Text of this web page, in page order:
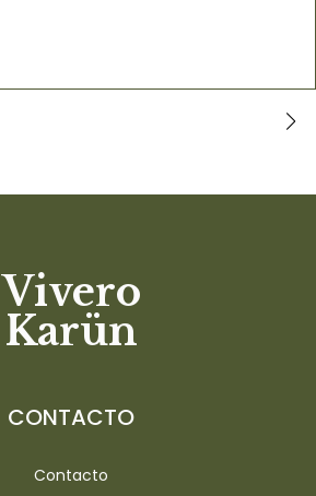
Vivero
Karün
CONTACTO
Contacto